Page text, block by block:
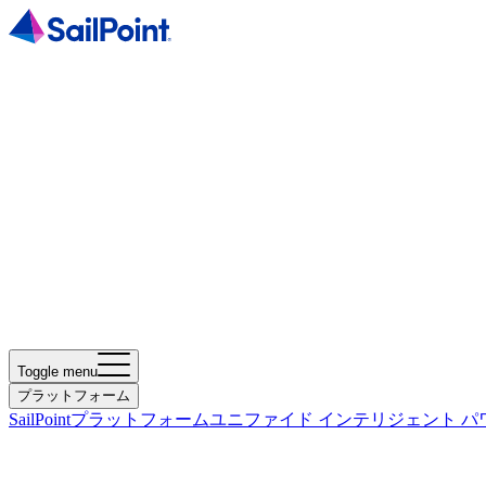
Toggle menu
プラットフォーム
SailPointプラットフォームユニファイド インテリジェント パ